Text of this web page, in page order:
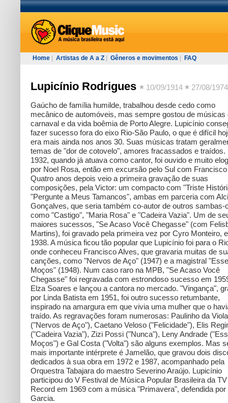
Home Artistas de A a Z Gêneros e movimentos FAQ
Lupicínio Rodrigues 10/09/1914 27/08/1974
Gaúcho de família humilde, trabalhou desde cedo como
mecânico de automóveis, mas sempre gostou de músicas
carnaval e da vida boêmia de Porto Alegre. Lupicínio
fazer sucesso fora do eixo Rio-São Paulo, o que é difícil
era mais ainda nos anos 30. Suas músicas tratam
temas de "dor de cotovelo", amores fracassados e traídos.
1932, quando já atuava como cantor, foi ouvido e muito
por Noel Rosa, então em excursão pelo Sul com
Quatro anos depois veio a primeira gravação de suas
composições, pela Victor: um compacto com "Triste
"Pergunte a Meus Tamancos", ambas em parceria com
Gonçalves, que seria também co-autor de outros sambas-
como "Castigo", "Maria Rosa" e "Cadeira Vazia". Um de
maiores sucessos, "Se Acaso Você Chegasse" (com
Martins), foi gravado pela primeira vez por Cyro Monteiro,
1938. A música ficou tão popular que Lupicínio foi para o
onde conheceu Francisco Alves, que gravaria muitas de
canções, como "Nervos de Aço" (1947) e a magistral
Moços" (1948). Num caso raro na MPB, "Se Acaso Você
Chegasse" foi regravada com estrondoso sucesso em
Elza Soares e lançou a cantora no mercado. "Vingança",
por Linda Batista em 1951, foi outro sucesso retumbante,
inspirado na amargura em que vivia uma mulher que o
traído. As regravações foram numerosas: Paulinho da Viola
("Nervos de Aço"), Caetano Veloso ("Felicidade"), Elis
("Cadeira Vazia"), Zizi Possi ("Nunca"), Leny Andrade
Moços") e Gal Costa ("Volta") são alguns exemplos. Mas
mais importante intérprete é Jamelão, que gravou dois
dedicados à sua obra em 1972 e 1987, acompanhado pela
Orquestra Tabajara do maestro Severino Araújo. Lupicínio
participou do V Festival de Música Popular Brasileira da TV
Record em 1969 com a música "Primavera", defendida por
Garcia.